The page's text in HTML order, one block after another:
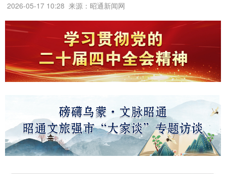
2026-05-17 10:28 来源：昭通新闻网